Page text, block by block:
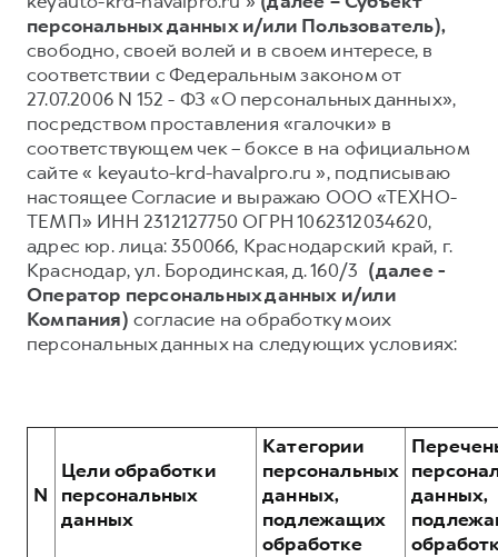
H7 H9
от 4 799 000 ₽
Тест-драйв
Трейд-ин
КРЕДИТ И СТРАХОВАНИЕ
Кредитный калькулятор
Страхование
Кредит
КОРПОРАТИВНЫМ КЛИЕНТАМ
Для малого бизнеса
Крупным корпоративным клиентам
Система управления автопарком
Сервис для корпоративных клиентов
СЕРВИСНОЕ ОБСЛУЖИВАНИЕ
Нулевое ТО
Программа «Помощь на дороге»
Регламенты технического обслуживания
Электронный ПТС
ПОДДЕРЖКА
GWM Безопасность
Гарантия HAVAL
Мобильное приложение GWM
Руководства по эксплуатации
Подписки
АКСЕССУАРЫ HAVAL
О дилере
Наша команда
Контакты
персональных данных и/или Пользователь),
свободно, своей волей и в своем интересе, в
соответствии с Федеральным законом от
27.07.2006 N 152 - ФЗ «О персональных данных»,
посредством проставления «галочки» в
соответствующем чек – боксе в на официальном
сайте « keyauto-krd-havalpro.ru », подписываю
настоящее Согласие и выражаю ООО «ТЕХНО-
ТЕМП» ИНН 2312127750 ОГРН 1062312034620,
адрес юр. лица: 350066, Краснодарский край, г.
Краснодар, ул. Бородинская, д. 160/3 (далее -
Оператор персональных данных и/или
Компания) согласие на обработку моих
персональных данных на следующих условиях:
N
Цели обработки
персональных
данных
Категории
персональных
данных,
подлежащих
обработке
данных,